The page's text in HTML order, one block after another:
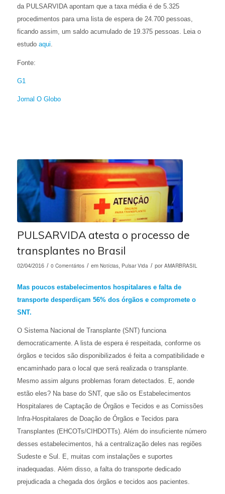
da PULSARVIDA apontam que a taxa média é de 5.325
procedimentos para uma lista de espera de 24.700 pessoas,
ficando assim, um saldo acumulado de 19.375 pessoas. Leia o
estudo aqui.
Fonte:
G1
Jornal O Globo
PULSARVIDA atesta o processo de
transplantes no Brasil
02/04/2016 / 0 Comentários / em Notícias, Pulsar Vida / por AMARBRASIL
Mas poucos estabelecimentos hospitalares e falta de
transporte desperdiçam 56% dos órgãos e compromete o
SNT.
O Sistema Nacional de Transplante (SNT) funciona
democraticamente. A lista de espera é respeitada, conforme os
órgãos e tecidos são disponibilizados é feita a compatibilidade e
encaminhado para o local que será realizada o transplante.
Mesmo assim alguns problemas foram detectados. E, aonde
estão eles? Na base do SNT, que são os Estabelecimentos
Hospitalares de Captação de Órgãos e Tecidos e as Comissões
Infra-Hospitalares de Doação de Órgãos e Tecidos para
Transplantes (EHCOTs/CIHDOTTs). Além do insuficiente número
desses estabelecimentos, há a centralização deles nas regiões
Sudeste e Sul. E, muitas com instalações e suportes
inadequadas. Além disso, a falta do transporte dedicado
prejudicada a chegada dos órgãos e tecidos aos pacientes.